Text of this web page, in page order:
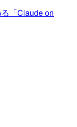
「Claude on